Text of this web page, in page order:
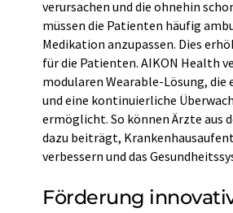
verursachen und die ohnehin
müssen die Patienten häufig
Medikation anzupassen. Dies
für die Patienten. AIKON Health
modularen Wearable-Lösung,
und eine kontinuierliche
ermöglicht. So können Ärzte aus
dazu beiträgt,
verbessern und das
Förderung